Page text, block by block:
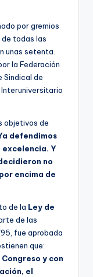
por gremios
todas las
unas setenta.
la Federación
Sindical de
objetivos de
defendimos
Y
no
encima de
de la Ley de
de las
fue aprobada
que:
y con
el